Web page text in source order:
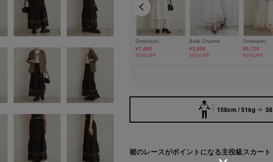
158cm / 51kg 38
裾のレースがポイントになる主役級スカート